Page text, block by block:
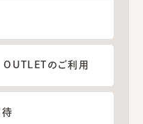
のご利用
待